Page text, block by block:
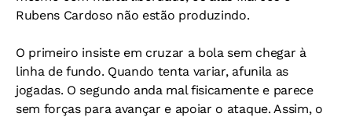
Rubens Cardoso não estão produzindo.
O primeiro insiste em cruzar a bola sem chegar à
linha de fundo. Quando tenta variar, afunila as
jogadas. O segundo anda mal fisicamente e parece
sem forças para avançar e apoiar o ataque. Assim, o